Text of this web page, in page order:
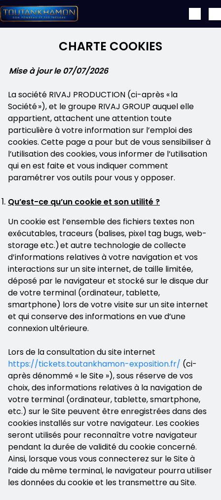
Aller au contenu principal
CHARTE COOKIES
Mise à jour le 07/07/2026
La société RIVAJ PRODUCTION (ci-après « la
Société »), et le groupe RIVAJ GROUP auquel elle
appartient, attachent une attention toute
particulière à votre information sur l’emploi des
cookies. Cette page a pour but de vous sensibiliser à
l’utilisation des cookies, vous informer de l’utilisation
qui en est faite et vous indiquer comment
paramétrer vos outils pour vous y opposer.
Qu’est-ce qu’un cookie et son utilité ?
Un cookie est l’ensemble des fichiers textes non
exécutables, traceurs (balises, pixel tag bugs, web-
storage etc.) et autre technologie de collecte
d’informations relatives à votre navigation et vos
interactions sur un site internet, de taille limitée,
déposé par le navigateur et stocké sur le disque dur
de votre terminal (ordinateur, tablette,
smartphone) lors de votre visite sur un site internet
et qui conserve des informations en vue d’une
connexion ultérieure.
Lors de la consultation du site internet
https://tickets.toutankhamon-exposition.fr/ (ci-
après dénommé « le Site »), sous réserve de vos
choix, des informations relatives à la navigation de
votre terminal (ordinateur, tablette, smartphone,
etc.) sur le Site peuvent être enregistrées dans des
cookies installés sur votre navigateur. Les cookies
seront utilisés pour reconnaître votre navigateur
pendant la durée de validité du cookie concerné.
Ainsi, lorsque vous vous connecterez sur le Site à
l’aide du même terminal, le navigateur pourra utiliser
les données du cookie et les transmettre au Site.